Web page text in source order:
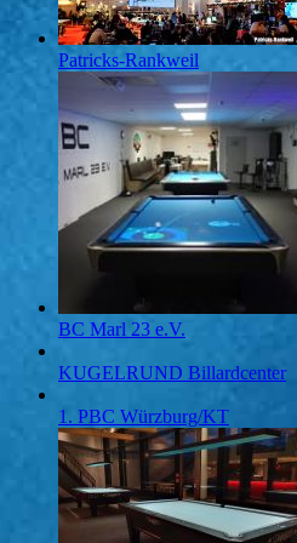
Patricks-Rankweil
BC Marl 23 e.V.
KUGELRUND Billardcenter
1. PBC Würzburg/KT